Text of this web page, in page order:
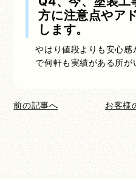
方に注意点やア
します。
やはり値段よりも安心
で何軒も実績がある所が
前の記事へ お客様